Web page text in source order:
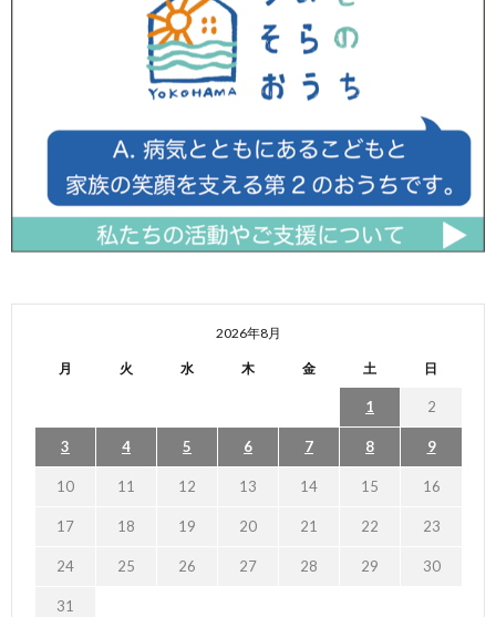
2026年8月
月 火 水 木 金 土 日
1 2
3 4 5 6 7 8 9
10 11 12 13 14 15 16
17 18 19 20 21 22 23
24 25 26 27 28 29 30
31